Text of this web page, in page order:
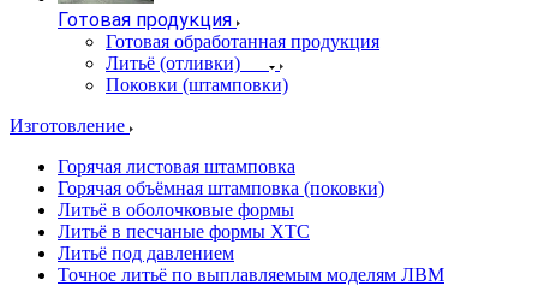
Готовая продукция
Готовая обработанная продукция
Литьё (отливки)
Поковки (штамповки)
Изготовление
Горячая листовая штамповка
Горячая объёмная штамповка (поковки)
Литьё в оболочковые формы
Литьё в песчаные формы ХТС
Литьё под давлением
Точное литьё по выплавляемым моделям ЛВМ